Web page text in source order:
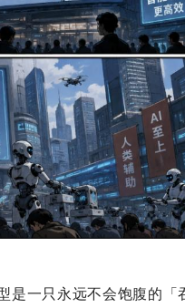
是一只永远不会饱腹的「